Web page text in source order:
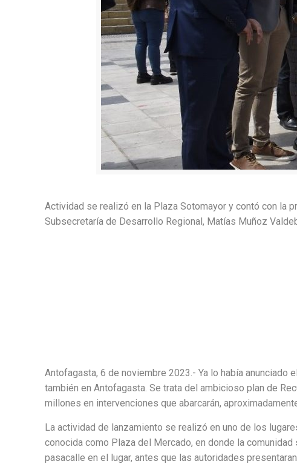
Actividad se realizó en la Plaza Sotomayor y contó con la
Subsecretaría de Desarrollo Regional, Matías Muñoz
Antofagasta, 6 de noviembre 2023.- Ya lo había
también en Antofagasta. Se trata del ambicioso plan de
millones en intervenciones que abarcarán,
La actividad de lanzamiento se realizó en uno de los
conocida como Plaza del Mercado, en donde la
pasacalle en el lugar, antes que las autoridades